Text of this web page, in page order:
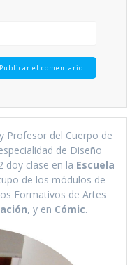
Profesor del Cuerpo de
de Diseño
doy clase en la Escuela
de los módulos de
Formativos de Artes
, y en Cómic.